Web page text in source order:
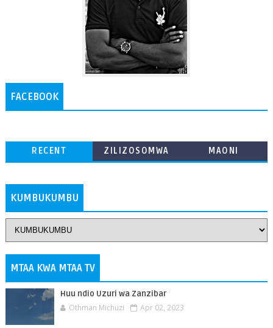
FACEBOOK
RECENT
ZILIZOSOMWA
MAONI
KUMBUKUMBU
MTAA KWA MTAA TV
Huu ndio Uzuri wa Zanzibar
Othman Michuzi Apr 02, 2023